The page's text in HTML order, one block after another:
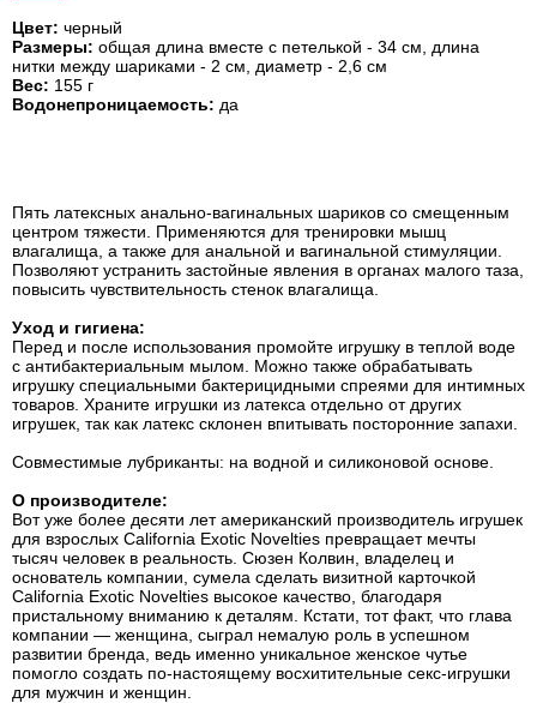
Цвет: черный
Размеры: общая длина вместе с петелькой - 34 см, длина
нитки между шариками - 2 см, диаметр - 2,6 см
Вес: 155 г
Водонепроницаемость: да
Пять латексных анально-вагинальных шариков со смещенным
центром тяжести. Применяются для тренировки мышц
влагалища, а также для анальной и вагинальной стимуляции.
Позволяют устранить застойные явления в органах малого таза,
повысить чувствительность стенок влагалища.
Уход и гигиена:
Перед и после использования промойте игрушку в теплой воде
с антибактериальным мылом. Можно также обрабатывать
игрушку специальными бактерицидными спреями для интимных
товаров. Храните игрушки из латекса отдельно от других
игрушек, так как латекс склонен впитывать посторонние запахи.
Совместимые лубриканты: на водной и силиконовой основе.
О производителе:
Вот уже более десяти лет американский производитель игрушек
для взрослых California Exotic Novelties превращает мечты
тысяч человек в реальность. Сюзен Колвин, владелец и
основатель компании, сумела сделать визитной карточкой
California Exotic Novelties высокое качество, благодаря
пристальному вниманию к деталям. Кстати, тот факт, что глава
компании — женщина, сыграл немалую роль в успешном
развитии бренда, ведь именно уникальное женское чутье
помогло создать по-настоящему восхитительные секс-игрушки
для мужчин и женщин.